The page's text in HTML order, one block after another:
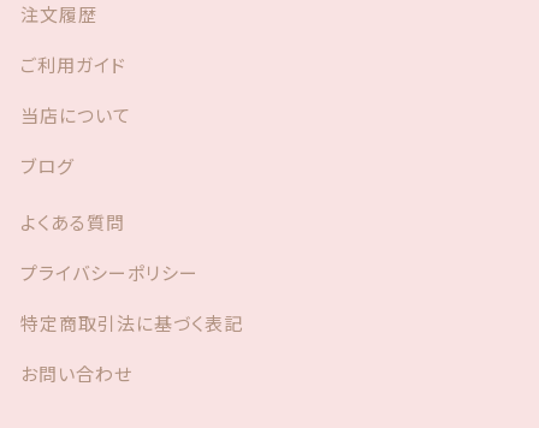
注文履歴
ご利用ガイド
当店について
ブログ
よくある質問
プライバシーポリシー
特定商取引法に基づく表記
お問い合わせ